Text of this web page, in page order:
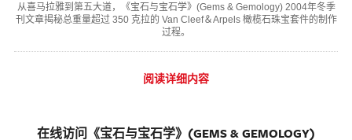
从喜马拉雅到第五大道，《宝石与宝石学》(Gems & Gemology) 2004年冬季
刊文章揭秘总重量超过 350 克拉的 Van Cleef＆Arpels 橄榄石珠宝套件的制作
过程。
阅读详细内容
在线访问《宝石与宝石学》(GEMS & GEMOLOGY)